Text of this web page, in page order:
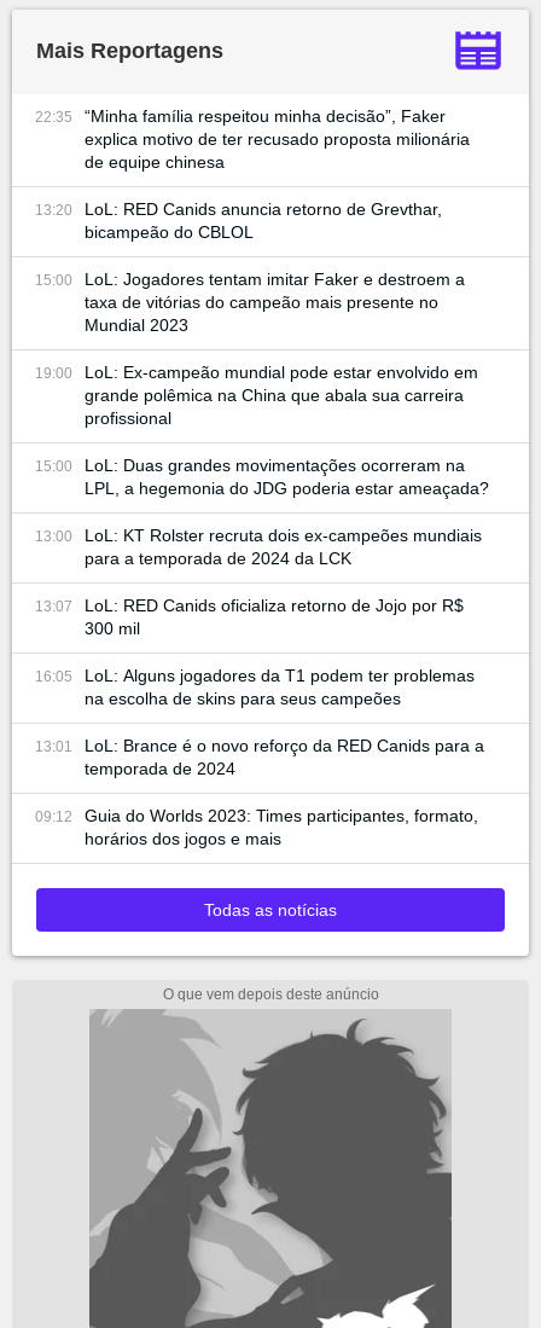
Mais Reportagens
22:35
“Minha família respeitou minha decisão”, Faker
explica motivo de ter recusado proposta milionária
de equipe chinesa
13:20
LoL: RED Canids anuncia retorno de Grevthar,
bicampeão do CBLOL
15:00
LoL: Jogadores tentam imitar Faker e destroem a
taxa de vitórias do campeão mais presente no
Mundial 2023
19:00
LoL: Ex-campeão mundial pode estar envolvido em
grande polêmica na China que abala sua carreira
profissional
15:00
LoL: Duas grandes movimentações ocorreram na
LPL, a hegemonia do JDG poderia estar ameaçada?
13:00
LoL: KT Rolster recruta dois ex-campeões mundiais
para a temporada de 2024 da LCK
13:07
LoL: RED Canids oficializa retorno de Jojo por R$
300 mil
16:05
LoL: Alguns jogadores da T1 podem ter problemas
na escolha de skins para seus campeões
13:01
LoL: Brance é o novo reforço da RED Canids para a
temporada de 2024
09:12
Guia do Worlds 2023: Times participantes, formato,
horários dos jogos e mais
Todas as notícias